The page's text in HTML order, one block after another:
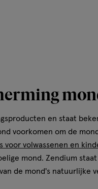
en staat
voorkomen om de
voor volwassenen en
mond. Zendium
de mond's natuurlijke